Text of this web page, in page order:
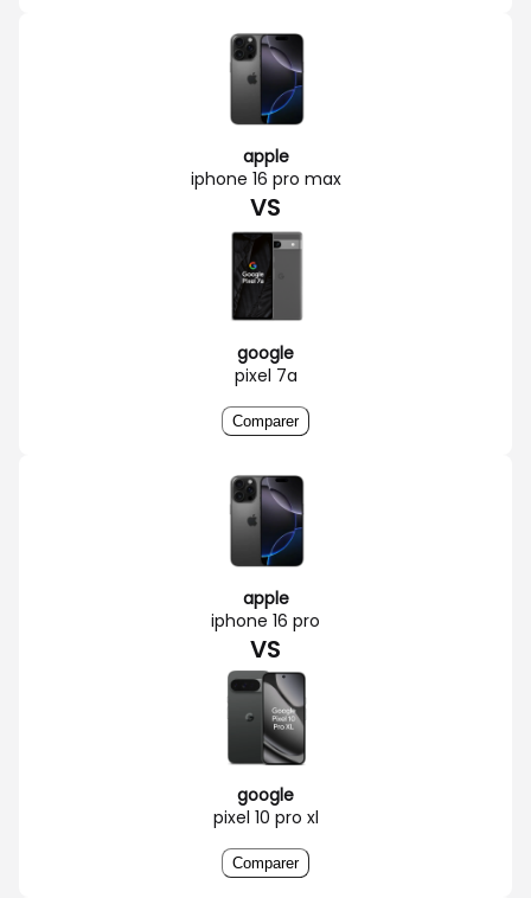
apple
iphone 16 pro max
VS
google
pixel 7a
Comparer
apple
iphone 16 pro
VS
google
pixel 10 pro xl
Comparer